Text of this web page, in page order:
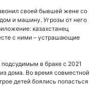
своей бывшей жене со
и машину. Угрозы от него
казахстанец
с ними – устрашающие
в браке с 2021
дома. Во время совместной
детей боялись попасться